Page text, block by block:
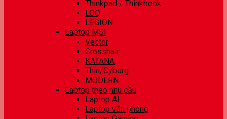
Thinkpad / Thinkbook
LOQ
LEGION
Laptop MSI
Vector
Crosshair
KATANA
Thin/Cyborg
MODERN
Laptop theo nhu cầu
Laptop AI
Laptop văn phòng